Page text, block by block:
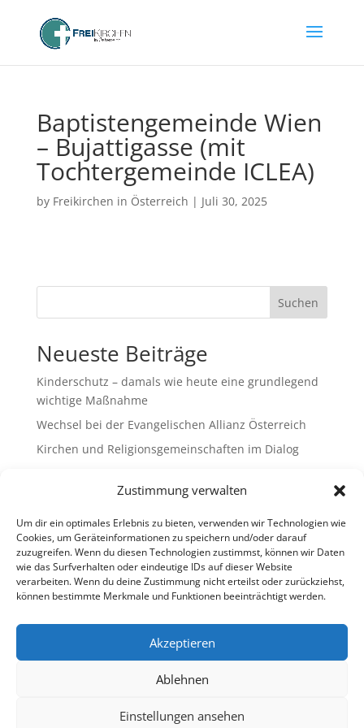
Zustimmung verwalten
Um dir ein optimales Erlebnis zu bieten, verwenden wir Technologien wie
Cookies, um Geräteinformationen zu speichern und/oder darauf
zuzugreifen. Wenn du diesen Technologien zustimmst, können wir Daten
wie das Surfverhalten oder eindeutige IDs auf dieser Website
verarbeiten. Wenn du deine Zustimmung nicht erteilst oder zurückziehst,
können bestimmte Merkmale und Funktionen beeinträchtigt werden.
Akzeptieren
Ablehnen
Einstellungen ansehen
Baptistengemeinde Wien
– Bujattigasse (mit
Tochtergemeinde ICLEA)
by Freikirchen in Österreich | Juli 30, 2025
Suchen
Neueste Beiträge
Kinderschutz – damals wie heute eine grundlegend
wichtige Maßnahme
Wechsel bei der Evangelischen Allianz Österreich
Kirchen und Religionsgemeinschaften im Dialog
Schulen & Kindergärten in Österreich
„Brennen für das Leben “ – die Wanderausstellung
ist bald am Ziel
Neueste Kommentare
Impressum
Datenschutz